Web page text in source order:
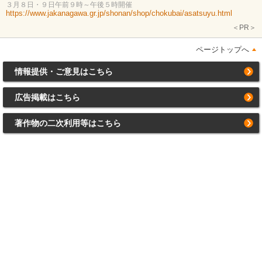
３月８日・９日午前９時～午後５時開催
https://www.jakanagawa.gr.jp/shonan/shop/chokubai/asatsuyu.html
＜PR＞
ページトップへ
情報提供・ご意見はこちら
広告掲載はこちら
著作物の二次利用等はこちら